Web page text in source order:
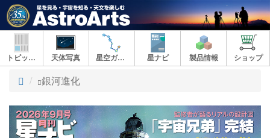
トピックス 天体写真 星空ガイド 星ナビ 製品情報 ショップ
ト
プ
銀河進化